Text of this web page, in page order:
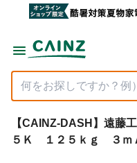
【CAINZ-DASH】遠藤
５Ｋ １２５ｋｇ ３ｍ